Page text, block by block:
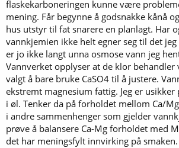
flaskekarboneringen kunne være
mening. Får begynne å godsnakke kånå
hus utstyr til fat snarere en planlagt. Har
vannkjemien ikke helt egner seg til det
er jo ikke langt unna osmose vann jeg
Vannverket opplyser at de klor behandler
valgt å bare bruke CaSO4 til å justere.
ekstremt magnesium fattig. Jeg er
i øl. Tenker da på forholdet mellom Ca/
i andre sammenhenger som gjelder
prøve å balansere Ca-Mg forholdet med
det har meningsfylt innvirking på smaken.